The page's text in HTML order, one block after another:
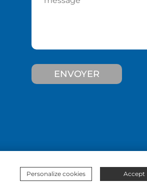
ENVOYER
Personalize cookies Accept